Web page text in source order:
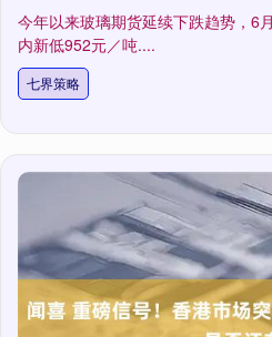
今年以来玻璃期货延续下跌趋势，6
内新低952元／吨....
七界策略